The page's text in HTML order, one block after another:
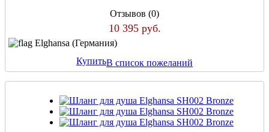
Отзывов (0)
10 395 руб.
Elghansa (Германия)
КупитьВ список пожеланий